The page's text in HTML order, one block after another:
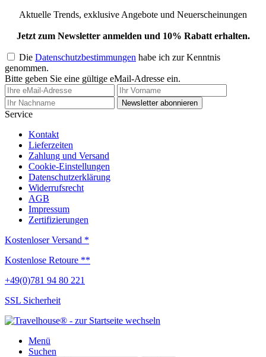
Aktuelle Trends, exklusive Angebote und Neuerscheinungen
Jetzt zum Newsletter anmelden und 10% Rabatt erhalten.
Die Datenschutzbestimmungen habe ich zur Kenntnis
genommen.
Bitte geben Sie eine gültige eMail-Adresse ein.
Newsletter abonnieren
Service
Kontakt
Lieferzeiten
Zahlung und Versand
Cookie-Einstellungen
Datenschutzerklärung
Widerrufsrecht
AGB
Impressum
Zertifizierungen
Kostenloser Versand *
Kostenlose Retoure **
+49(0)781 94 80 221
SSL Sicherheit
Menü
Suchen